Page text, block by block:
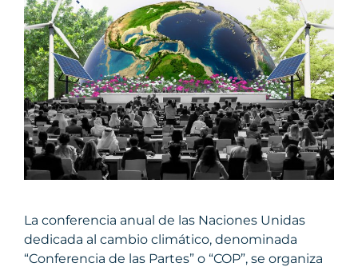
La conferencia anual de las Naciones Unidas
dedicada al cambio climático, denominada
“Conferencia de las Partes” o “COP”, se organiza